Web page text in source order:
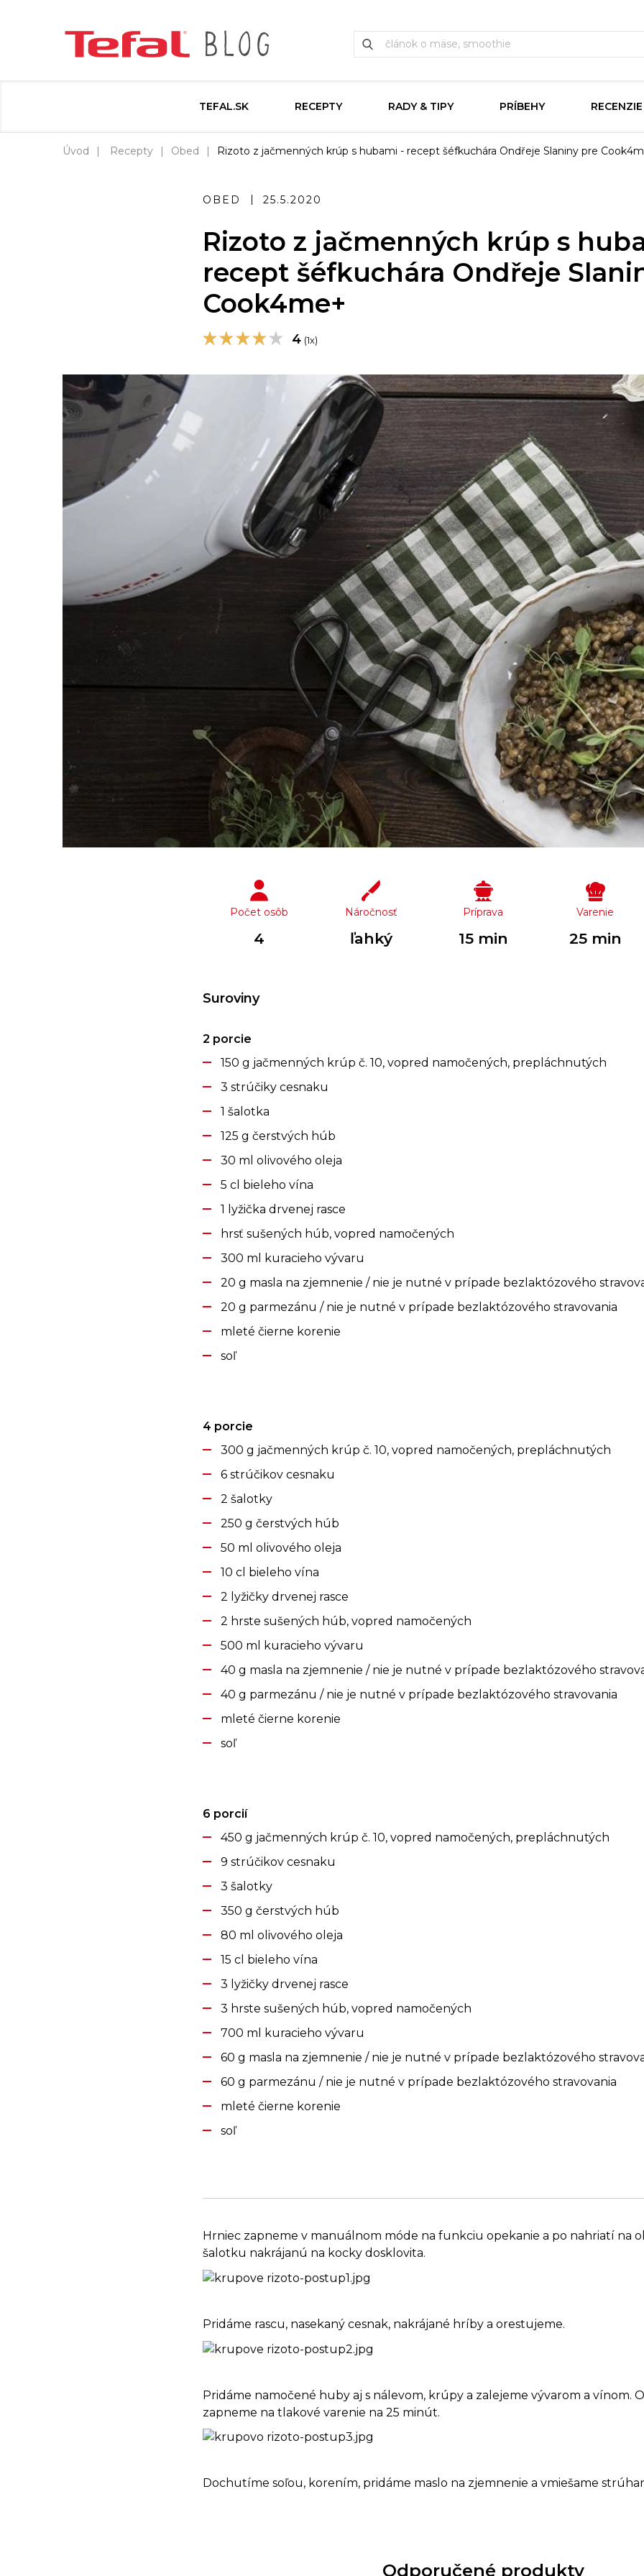
TEFAL.SK RECEPTY RADY & TIPY PRÍBEHY RECENZIE
Úvod Recepty Obed Rizoto z jačmenných krúp s hubami - recept šéfkuchára Ondřeje Slaniny pre
OBED 25.5.2020
Rizoto z jačmenných krúp s
recept šéfkuchára Ondřeje
Cook4me+
4 (1x)
Počet osôb
4
Náročnosť
ľahký
Príprava
15 min
Varenie
25 min
Suroviny
2 porcie
150 g jačmenných krúp č. 10, vopred namočených, prepláchnutých
3 strúčiky cesnaku
1 šalotka
125 g čerstvých húb
30 ml olivového oleja
5 cl bieleho vína
1 lyžička drvenej rasce
hrsť sušených húb, vopred namočených
300 ml kuracieho vývaru
20 g masla na zjemnenie / nie je nutné v prípade bezlaktózového
20 g parmezánu / nie je nutné v prípade bezlaktózového stravovania
mleté čierne korenie
soľ
4 porcie
300 g jačmenných krúp č. 10, vopred namočených, prepláchnutých
6 strúčikov cesnaku
2 šalotky
250 g čerstvých húb
50 ml olivového oleja
10 cl bieleho vína
2 lyžičky drvenej rasce
2 hrste sušených húb, vopred namočených
500 ml kuracieho vývaru
40 g masla na zjemnenie / nie je nutné v prípade bezlaktózového
40 g parmezánu / nie je nutné v prípade bezlaktózového stravovania
mleté čierne korenie
soľ
6 porcií
450 g jačmenných krúp č. 10, vopred namočených, prepláchnutých
9 strúčikov cesnaku
3 šalotky
350 g čerstvých húb
80 ml olivového oleja
15 cl bieleho vína
3 lyžičky drvenej rasce
3 hrste sušených húb, vopred namočených
700 ml kuracieho vývaru
60 g masla na zjemnenie / nie je nutné v prípade bezlaktózového
60 g parmezánu / nie je nutné v prípade bezlaktózového stravovania
mleté čierne korenie
soľ
Hrniec zapneme v manuálnom móde na funkciu opekanie a po nahriatí na
šalotku nakrájanú na kocky dosklovita.
Pridáme rascu, nasekaný cesnak, nakrájané hríby a orestujeme.
Pridáme namočené huby aj s nálevom, krúpy a zalejeme vývarom a vínom.
zapneme na tlakové varenie na 25 minút.
Dochutíme soľou, korením, pridáme maslo na zjemnenie a vmiešame
Odporučené produkty